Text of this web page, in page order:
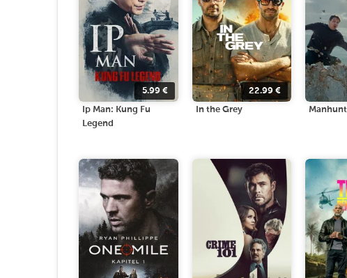
5.99€
Ip Man: Kung Fu
Legend
22.99 €
In the Grey